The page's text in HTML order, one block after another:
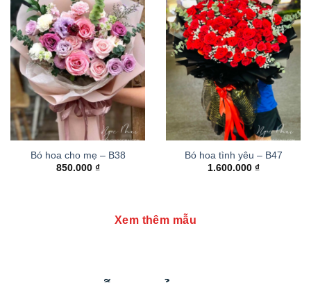
Bó hoa cho mẹ – B38
850.000 ₫
Bó hoa tình yêu – B47
1.600.000 ₫
Xem thêm mẫu